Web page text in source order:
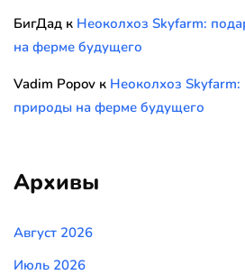
БигДад к Неоколхоз Skyfarm:
на ферме будущего
Vadim Popov к Неоколхоз
природы на ферме будущего
Архивы
Август 2026
Июль 2026